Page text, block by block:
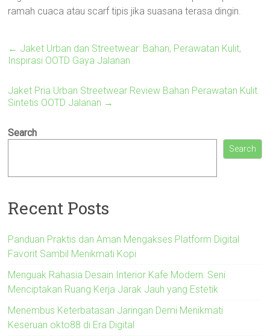
ramah cuaca atau scarf tipis jika suasana terasa dingin.
← Jaket Urban dan Streetwear: Bahan, Perawatan Kulit,
Inspirasi OOTD Gaya Jalanan
Jaket Pria Urban Streetwear Review Bahan Perawatan Kulit
Sintetis OOTD Jalanan →
Search
Search
Recent Posts
Panduan Praktis dan Aman Mengakses Platform Digital
Favorit Sambil Menikmati Kopi
Menguak Rahasia Desain Interior Kafe Modern: Seni
Menciptakan Ruang Kerja Jarak Jauh yang Estetik
Menembus Keterbatasan Jaringan Demi Menikmati
Keseruan okto88 di Era Digital